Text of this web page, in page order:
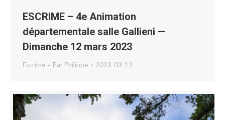
ESCRIME – 4e Animation
départementale salle Gallieni —
Dimanche 12 mars 2023
Escrime Par Philippe 2023-03-13